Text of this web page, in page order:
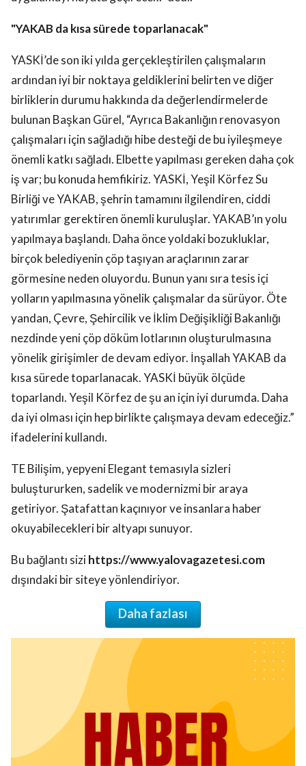
"YAKAB da kısa sürede toparlanacak"
YASKİ’de son iki yılda gerçekleştirilen çalışmaların
ardından iyi bir noktaya geldiklerini belirten ve diğer
birliklerin durumu hakkında da değerlendirmelerde
bulunan Başkan Gürel, “Ayrıca Bakanlığın renovasyon
çalışmaları için sağladığı hibe desteği de bu iyileşmeye
önemli katkı sağladı. Elbette yapılması gereken daha çok
iş var; bu konuda hemfikiriz. YASKİ, Yeşil Körfez Su
Birliği ve YAKAB, şehrin tamamını ilgilendiren, ciddi
yatırımlar gerektiren önemli kuruluşlar. YAKAB’ın yolu
yapılmaya başlandı. Daha önce yoldaki bozukluklar,
birçok belediyenin çöp taşıyan araçlarının zarar
görmesine neden oluyordu. Bunun yanı sıra tesis içi
yolların yapılmasına yönelik çalışmalar da sürüyor. Öte
yandan, Çevre, Şehircilik ve İklim Değişikliği Bakanlığı
nezdinde yeni çöp döküm lotlarının oluşturulmasına
yönelik girişimler de devam ediyor. İnşallah YAKAB da
kısa sürede toparlanacak. YASKİ büyük ölçüde
toparlandı. Yeşil Körfez de şu an için iyi durumda. Daha
da iyi olması için hep birlikte çalışmaya devam edeceğiz.”
ifadelerini kullandı.
TE Bilişim, yepyeni Elegant temasıyla sizleri
buluştururken, sadelik ve modernizmi bir araya
getiriyor. Şatafattan kaçınıyor ve insanlara haber
okuyabilecekleri bir altyapı sunuyor.
Bu bağlantı sizihttps://www.yalovagazetesi.com
dışındaki bir siteye yönlendiriyor.
Daha fazlası